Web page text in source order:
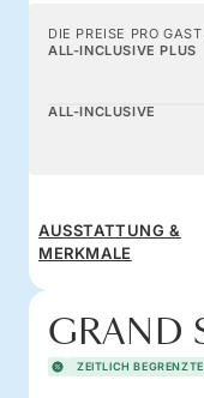
DIE PREISE PRO
ALL-INCLUSIVE PLUS
ALL-INCLUSIVE
AUSSTATTUNG &
MERKMALE
GRAND
ZEITLICH